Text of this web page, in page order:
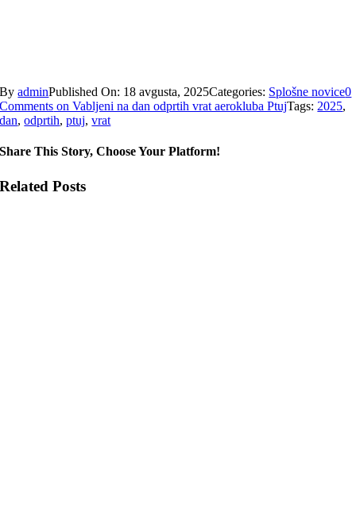
ByadminPublished On: 18 avgusta, 2025Categories: Splošne novice0
Comments on Vabljeni na dan odprtih vrat aerokluba PtujTags: 2025,
dan,odprtih,ptuj,vrat
Share This Story, Choose Your Platform!
Related Posts